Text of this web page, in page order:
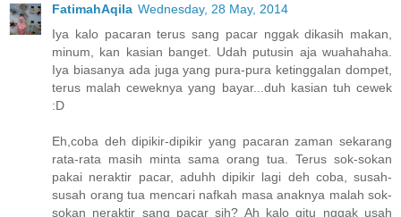
FatimahAqila Wednesday, 28 May, 2014
Iya kalo pacaran terus sang pacar nggak dikasih makan,
minum, kan kasian banget. Udah putusin aja wuahahaha.
Iya biasanya ada juga yang pura-pura ketinggalan dompet,
terus malah ceweknya yang bayar...duh kasian tuh cewek
:D
Eh,coba deh dipikir-dipikir yang pacaran zaman sekarang
rata-rata masih minta sama orang tua. Terus sok-sokan
pakai neraktir pacar, aduhh dipikir lagi deh coba, susah-
susah orang tua mencari nafkah masa anaknya malah sok-
sokan neraktir sang pacar sih? Ah kalo gitu nggak usah